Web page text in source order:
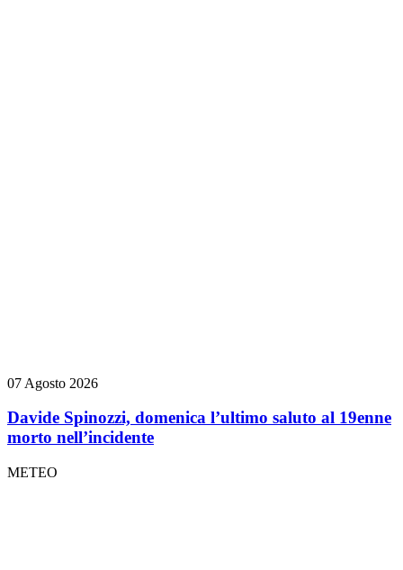
07 Agosto 2026
Davide Spinozzi, domenica l’ultimo saluto al 19enne
morto nell’incidente
METEO